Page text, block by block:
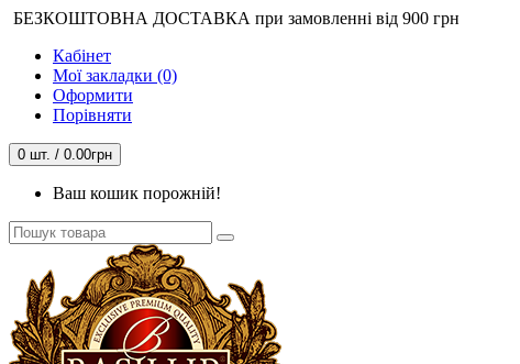
БЕЗКОШТОВНА ДОСТАВКА при замовленні від 900 грн
Кабінет
Мої закладки (0)
Оформити
Порівняти
0 шт. / 0.00грн
Ваш кошик порожній!